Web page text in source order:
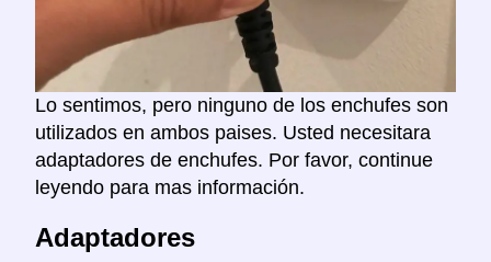
Lo sentimos, pero ninguno de los enchufes son
utilizados en ambos paises. Usted necesitara
adaptadores de enchufes. Por favor, continue
leyendo para mas información.
Adaptadores